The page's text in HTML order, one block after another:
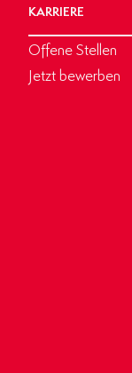
KARRIERE
Offene Stellen
Jetzt bewerben